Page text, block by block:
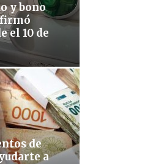
y bono
el 10 de
de
a